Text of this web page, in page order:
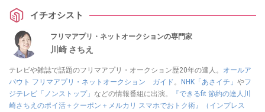
イチオシスト
フリマアプリ・ネットオークションの専門家
川崎 さちえ
テレビや雑誌で話題のフリマアプリ・オークション歴20年の達人。 オールア
バウト フリマアプリ・ネットオークション ガイド。 NHK「あさイチ」 やフ
ジテレビ「ノンストップ」 などの情報番組に出演。
『できるfit 節約の達人川
崎さちえのポイ活＋クーポン＋メルカリ スマホでおトク術』（インプレス